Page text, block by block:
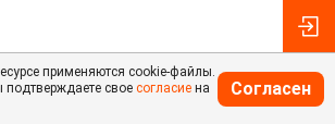
применяются cookie-файлы.
подтверждаете свое согласие на
Согласен